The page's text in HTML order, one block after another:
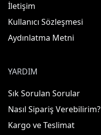
İletişim
Kullanıcı Sözleşmesi
Aydınlatma Metni
YARDIM
Sık Sorulan Sorular
Nasıl Sipariş Verebilirim?
Kargo ve Teslimat